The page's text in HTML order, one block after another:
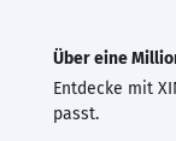
Über eine
Entdecke mit
passt.